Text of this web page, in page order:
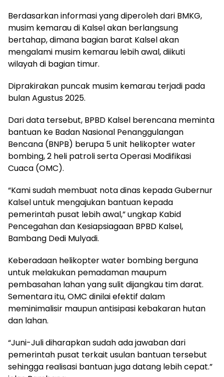
Berdasarkan informasi yang diperoleh dari BMKG,
musim kemarau di Kalsel akan berlangsung
bertahap, dimana bagian barat Kalsel akan
mengalami musim kemarau lebih awal, diikuti
wilayah di bagian timur.
Diprakirakan puncak musim kemarau terjadi pada
bulan Agustus 2025.
Dari data tersebut, BPBD Kalsel berencana meminta
bantuan ke Badan Nasional Penanggulangan
Bencana (BNPB) berupa 5 unit helikopter water
bombing, 2 heli patroli serta Operasi Modifikasi
Cuaca (OMC).
“Kami sudah membuat nota dinas kepada Gubernur
Kalsel untuk mengajukan bantuan kepada
pemerintah pusat lebih awal,” ungkap Kabid
Pencegahan dan Kesiapsiagaan BPBD Kalsel,
Bambang Dedi Mulyadi.
Keberadaan helikopter water bombing berguna
untuk melakukan pemadaman maupum
pembasahan lahan yang sulit dijangkau tim darat.
Sementara itu, OMC dinilai efektif dalam
meminimalisir maupun antisipasi kebakaran hutan
dan lahan.
“Juni-Juli diharapkan sudah ada jawaban dari
pemerintah pusat terkait usulan bantuan tersebut
sehingga realisasi bantuan juga datang lebih cepat.”